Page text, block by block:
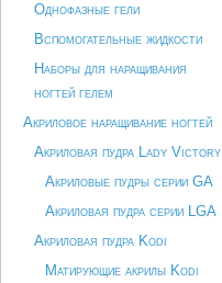
Однофазные гели
Вспомогательные жидкости
Наборы для наращивания
ногтей гелем
Акриловое наращивание ногтей
Акриловая пудра Lady Victory
Акриловые пудры серии GA
Акриловая пудра серии LGA
Акриловая пудра Kodi
Матирующие акрилы Kodi